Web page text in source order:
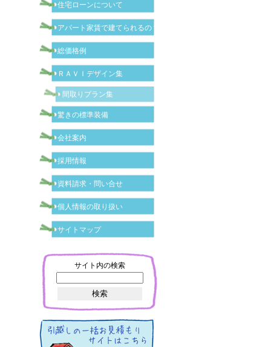
住宅ローンについて
アパート家賃で建てられるの？
総価格例
ＲＡＶＩデザイン集
間取りプラン集
驚きの標準装備
会社案内
採用情報
資料請求・問い合せ
個人情報の取り扱い
サイトマップ
サイト内の検索